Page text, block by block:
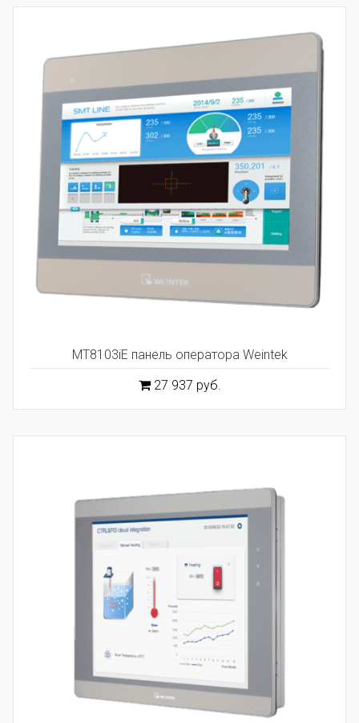
MT8103iE панель оператора Weintek
27 937 руб.